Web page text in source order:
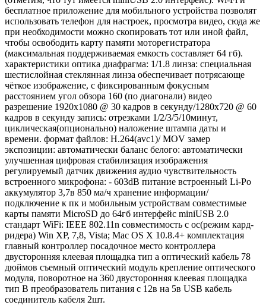
бесплатное приложение для мобильного устройства позволят
использовать телефон для настроек, просмотра видео, сюда же
при необходимости можно скопировать тот или иной файл,
чтобы освободить карту памяти моторегистратора
(максимальная поддерживаемая емкость составляет 64 гб).
характеристики оптика диафрагма: 1/1.8 линза: специальная
шестислойная стеклянная линза обеспечивает потрясающе
чёткое изображение, с фиксированным фокусным
расстоянием угол обзора 160 (по диагонали) видео
разрешение 1920x1080 @ 30 кадров в секунду/1280x720 @ 60
кадров в секунду запись: отрезками 1/2/3/5/10минут,
циклическая(опционально) наложение штампа даты и
времени. формат файлов: H.264(avc1)/ MOV замер
экспозиции: автоматически баланс белого: автоматически
улучшенная цифровая стабилизация изображения
регулируемый датчик движения аудио чувствительность
встроенного микрофона: - 603dB питание встроенный Li-Po
аккумулятор 3,7в 850 ма/ч хранение информации/
подключение к пк и мобильным устройствам совместимые
карты памяти MicroSD до 64гб интерфейс miniUSB 2.0
стандарт WiFi: IEEE 802.11n совместимость с ос(режим кард-
ридера) Win XP, 7,8, Vista; Mac OS X 10.8.4+ комплектация
главный контроллер посадочное место контроллера
двусторонняя клеевая площадка тип а оптический кабель 78
дюймов съемный оптический модуль крепление оптического
модуля, поворотное на 360 двусторонняя клеевая площадка
тип B преобразователь питания с 12в на 5в USB кабель
соединитель кабеля 2шт.